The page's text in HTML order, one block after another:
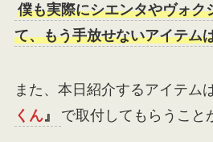
僕も実際にシエンタやヴォク
て、もう手放せないアイテム
また、本日紹介するアイテム
くん』 で取付してもらうこと